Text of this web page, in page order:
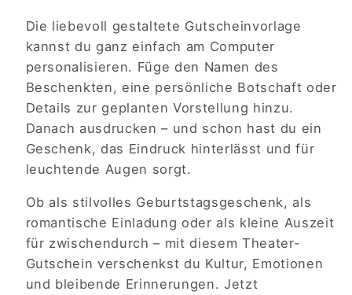
Die liebevoll gestaltete Gutscheinvorlage
kannst du ganz einfach am Computer
personalisieren. Füge den Namen des
Beschenkten, eine persönliche Botschaft oder
Details zur geplanten Vorstellung hinzu.
Danach ausdrucken – und schon hast du ein
Geschenk, das Eindruck hinterlässt und für
leuchtende Augen sorgt.
Ob als stilvolles Geburtstagsgeschenk, als
romantische Einladung oder als kleine Auszeit
für zwischendurch – mit diesem Theater-
Gutschein verschenkst du Kultur, Emotionen
und bleibende Erinnerungen. Jetzt